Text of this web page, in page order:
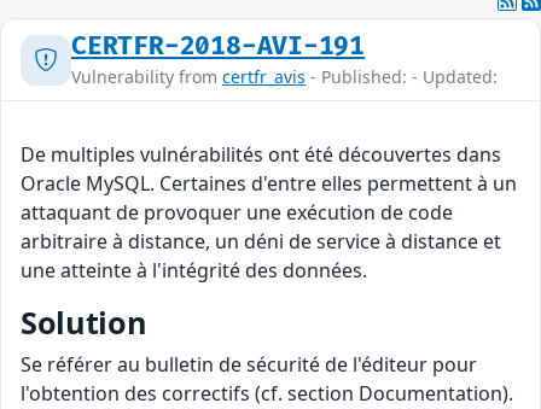
CERTFR-2018-AVI-191
Vulnerability from certfr_avis - Published: - Updated:
De multiples vulnérabilités ont été découvertes dans
Oracle MySQL. Certaines d'entre elles permettent à un
attaquant de provoquer une exécution de code
arbitraire à distance, un déni de service à distance et
une atteinte à l'intégrité des données.
Solution
Se référer au bulletin de sécurité de l'éditeur pour
l'obtention des correctifs (cf. section Documentation).